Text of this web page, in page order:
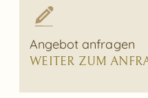
Angebot anfragen
WEITER ZUM